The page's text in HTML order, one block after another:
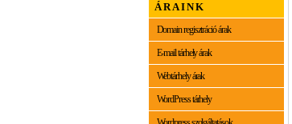
ÁRAINK
Domain regisztráció árak
E-mail tárhely árak
Webtárhely árak
WordPress tárhely